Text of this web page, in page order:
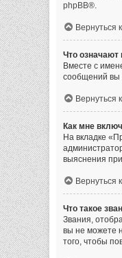
phpBB®.
Вернуться
Что
Вместе с
сообщений вы
Вернуться
Как мне
На вкладке
выяснения
Вернуться
Что такое
Звания,
вы не можете
того, чтобы